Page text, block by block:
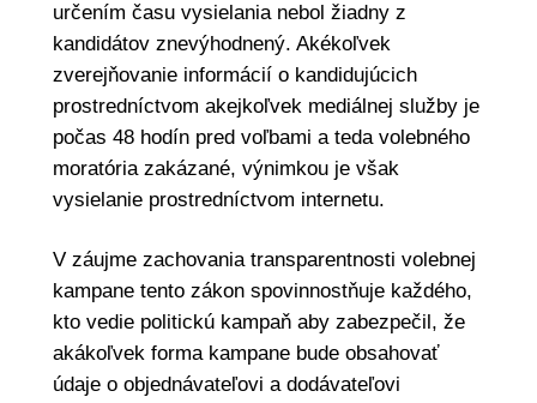
určením času vysielania nebol žiadny z
kandidátov znevýhodnený. Akékoľvek
zverejňovanie informácií o kandidujúcich
prostredníctvom akejkoľvek mediálnej služby je
počas 48 hodín pred voľbami a teda volebného
moratória zakázané, výnimkou je však
vysielanie prostredníctvom internetu.
V záujme zachovania transparentnosti volebnej
kampane tento zákon spovinnostňuje každého,
kto vedie politickú kampaň aby zabezpečil, že
akákoľvek forma kampane bude obsahovať
údaje o objednávateľovi a dodávateľovi